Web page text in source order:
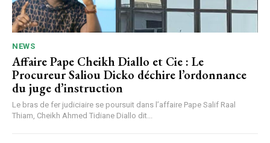
NEWS
Affaire Pape Cheikh Diallo et Cie : Le
Procureur Saliou Dicko déchire l’ordonnance
du juge d’instruction
Le bras de fer judiciaire se poursuit dans l’affaire Pape Salif Raal
Thiam, Cheikh Ahmed Tidiane Diallo dit...